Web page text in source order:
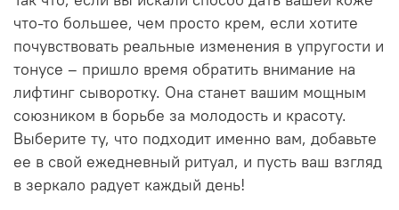
что-то большее, чем просто крем, если хотите
почувствовать реальные изменения в упругости и
тонусе – пришло время обратить внимание на
лифтинг сыворотку. Она станет вашим мощным
союзником в борьбе за молодость и красоту.
Выберите ту, что подходит именно вам, добавьте
ее в свой ежедневный ритуал, и пусть ваш взгляд
в зеркало радует каждый день!